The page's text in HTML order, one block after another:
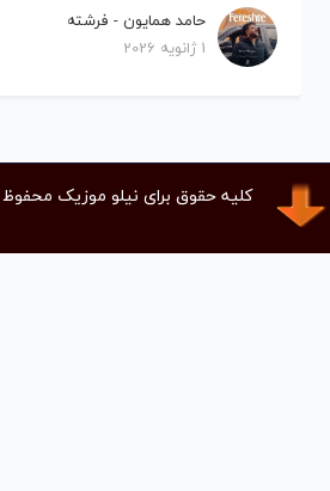
حامد همایون - فرشته
1 ژانویه 2026
کلیه حقوق برای نیلو موزیک